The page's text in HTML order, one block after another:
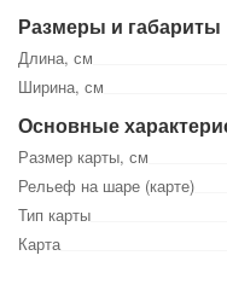
Размеры и габариты
Длина, см
Ширина, см
Основные
Размер карты, см
Рельеф на шаре (карте)
Тип карты
Карта